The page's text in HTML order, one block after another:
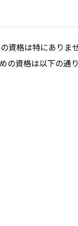
資格は特にあり
の資格は以下の通り